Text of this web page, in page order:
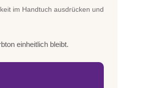
im Handtuch ausdrücken und
einheitlich bleibt.